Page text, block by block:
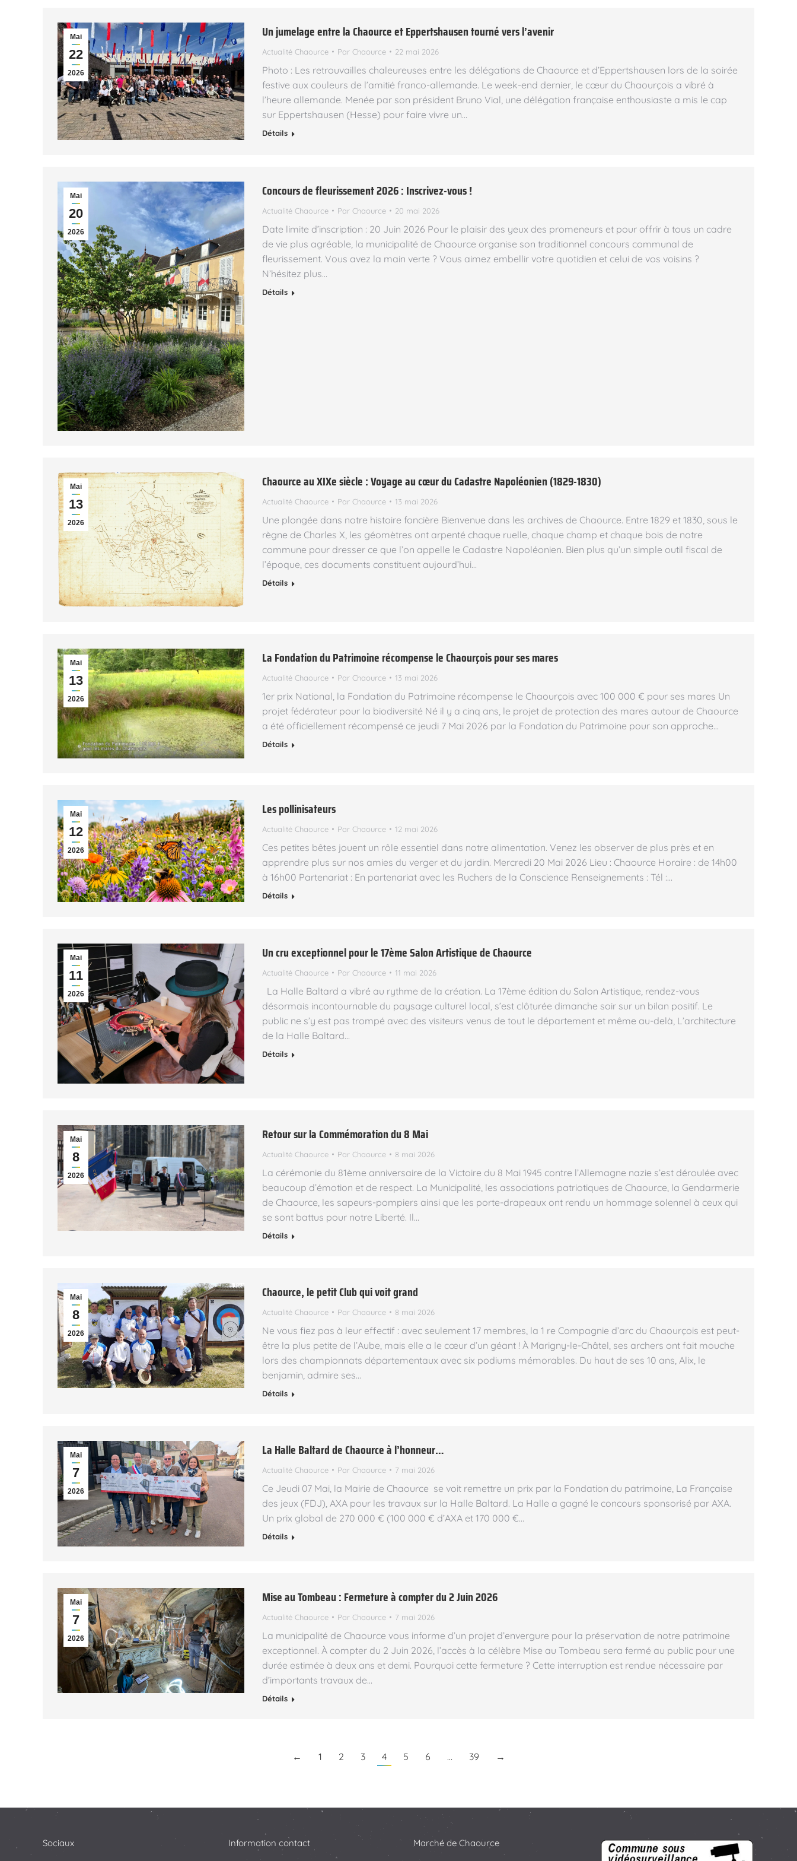
Mai
22
2026
Un jumelage entre la Chaource et Eppertshausen tourné vers l’avenir
Actualité Chaource Par Chaource 22 mai 2026
Photo : Les retrouvailles chaleureuses entre les délégations de Chaource et d’Eppertshausen lors de la soirée
festive aux couleurs de l’amitié franco-allemande. Le week-end dernier, le cœur du Chaourçois a vibré à
l’heure allemande. Menée par son président Bruno Vial, une délégation française enthousiaste a mis le cap
sur Eppertshausen (Hesse) pour faire vivre un…
Détails
Mai
20
2026
Concours de fleurissement 2026 : Inscrivez-vous !
Actualité Chaource Par Chaource 20 mai 2026
Date limite d’inscription : 20 Juin 2026 Pour le plaisir des yeux des promeneurs et pour offrir à tous un cadre
de vie plus agréable, la municipalité de Chaource organise son traditionnel concours communal de
fleurissement. Vous avez la main verte ? Vous aimez embellir votre quotidien et celui de vos voisins ?
N’hésitez plus…
Détails
Mai
13
2026
Chaource au XIXe siècle : Voyage au cœur du Cadastre Napoléonien (1829-1830)
Actualité Chaource Par Chaource 13 mai 2026
Une plongée dans notre histoire foncière Bienvenue dans les archives de Chaource. Entre 1829 et 1830, sous le
règne de Charles X, les géomètres ont arpenté chaque ruelle, chaque champ et chaque bois de notre
commune pour dresser ce que l’on appelle le Cadastre Napoléonien. Bien plus qu’un simple outil fiscal de
l’époque, ces documents constituent aujourd’hui…
Détails
Mai
13
2026
La Fondation du Patrimoine récompense le Chaourçois pour ses mares
Actualité Chaource Par Chaource 13 mai 2026
1er prix National, la Fondation du Patrimoine récompense le Chaourçois avec 100 000 € pour ses mares Un
projet fédérateur pour la biodiversité Né il y a cinq ans, le projet de protection des mares autour de Chaource
a été officiellement récompensé ce jeudi 7 Mai 2026 par la Fondation du Patrimoine pour son approche…
Détails
Mai
12
2026
Les pollinisateurs
Actualité Chaource Par Chaource 12 mai 2026
Ces petites bêtes jouent un rôle essentiel dans notre alimentation. Venez les observer de plus près et en
apprendre plus sur nos amies du verger et du jardin. Mercredi 20 Mai 2026 Lieu : Chaource Horaire : de 14h00
à 16h00 Partenariat : En partenariat avec les Ruchers de la Conscience Renseignements : Tél :…
Détails
Mai
11
2026
Un cru exceptionnel pour le 17ème Salon Artistique de Chaource
Actualité Chaource Par Chaource 11 mai 2026
La Halle Baltard a vibré au rythme de la création. La 17ème édition du Salon Artistique, rendez-vous
désormais incontournable du paysage culturel local, s’est clôturée dimanche soir sur un bilan positif. Le
public ne s’y est pas trompé avec des visiteurs venus de tout le département et même au-delà, L’architecture
de la Halle Baltard…
Détails
Mai
8
2026
Retour sur la Commémoration du 8 Mai
Actualité Chaource Par Chaource 8 mai 2026
La cérémonie du 81ème anniversaire de la Victoire du 8 Mai 1945 contre l’Allemagne nazie s’est déroulée avec
beaucoup d’émotion et de respect. La Municipalité, les associations patriotiques de Chaource, la Gendarmerie
de Chaource, les sapeurs-pompiers ainsi que les porte-drapeaux ont rendu un hommage solennel à ceux qui
se sont battus pour notre Liberté. Il…
Détails
Mai
8
2026
Chaource, le petit Club qui voit grand
Actualité Chaource Par Chaource 8 mai 2026
Ne vous fiez pas à leur effectif : avec seulement 17 membres, la 1 re Compagnie d’arc du Chaourçois est peut-
être la plus petite de l’Aube, mais elle a le cœur d’un géant ! À Marigny-le-Châtel, ses archers ont fait mouche
lors des championnats départementaux avec six podiums mémorables. Du haut de ses 10 ans, Alix, le
benjamin, admire ses…
Détails
Mai
7
2026
La Halle Baltard de Chaource à l’honneur…
Actualité Chaource Par Chaource 7 mai 2026
Ce Jeudi 07 Mai, la Mairie de Chaource se voit remettre un prix par la Fondation du patrimoine, La Française
des jeux (FDJ), AXA pour les travaux sur la Halle Baltard. La Halle a gagné le concours sponsorisé par AXA.
Un prix global de 270 000 € (100 000 € d’AXA et 170 000 €…
Détails
Mai
7
2026
Mise au Tombeau : Fermeture à compter du 2 Juin 2026
Actualité Chaource Par Chaource 7 mai 2026
La municipalité de Chaource vous informe d’un projet d’envergure pour la préservation de notre patrimoine
exceptionnel. À compter du 2 Juin 2026, l’accès à la célèbre Mise au Tombeau sera fermé au public pour une
durée estimée à deux ans et demi. Pourquoi cette fermeture ? Cette interruption est rendue nécessaire par
d’importants travaux de…
Détails
← 1 2 3 4 5 6 … 39 →
Sociaux Information contact Marché de Chaource